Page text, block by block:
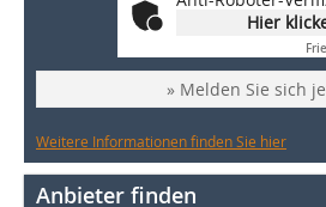
Hier
» Melden Sie sich
Weitere Informationen finden Sie hier
Anbieter finden